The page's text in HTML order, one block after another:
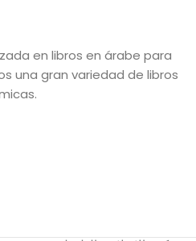
en libros en árabe para
una gran variedad de libros